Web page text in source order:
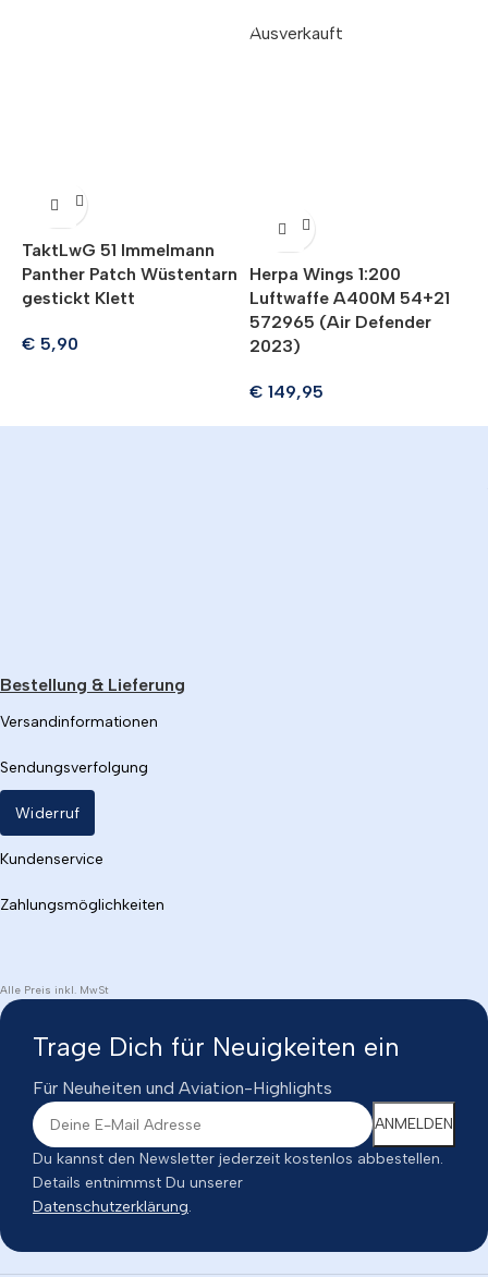
TaktLwG 51 Immelmann
Panther Patch Wüstentarn
gestickt Klett
€ 5,90
Ausverkauft
Herpa Wings 1:200
Luftwaffe A400M 54+21
572965 (Air Defender
2023)
€ 149,95
Bestellung & Lieferung
Versandinformationen
Sendungsverfolgung
Widerruf
Kundenservice
Zahlungsmöglichkeiten
Alle Preis inkl. MwSt
Trage Dich für Neuigkeiten ein
Für Neuheiten und Aviation-Highlights
Du kannst den Newsletter jederzeit kostenlos abbestellen.
Details entnimmst Du unserer
Datenschutzerklärung.